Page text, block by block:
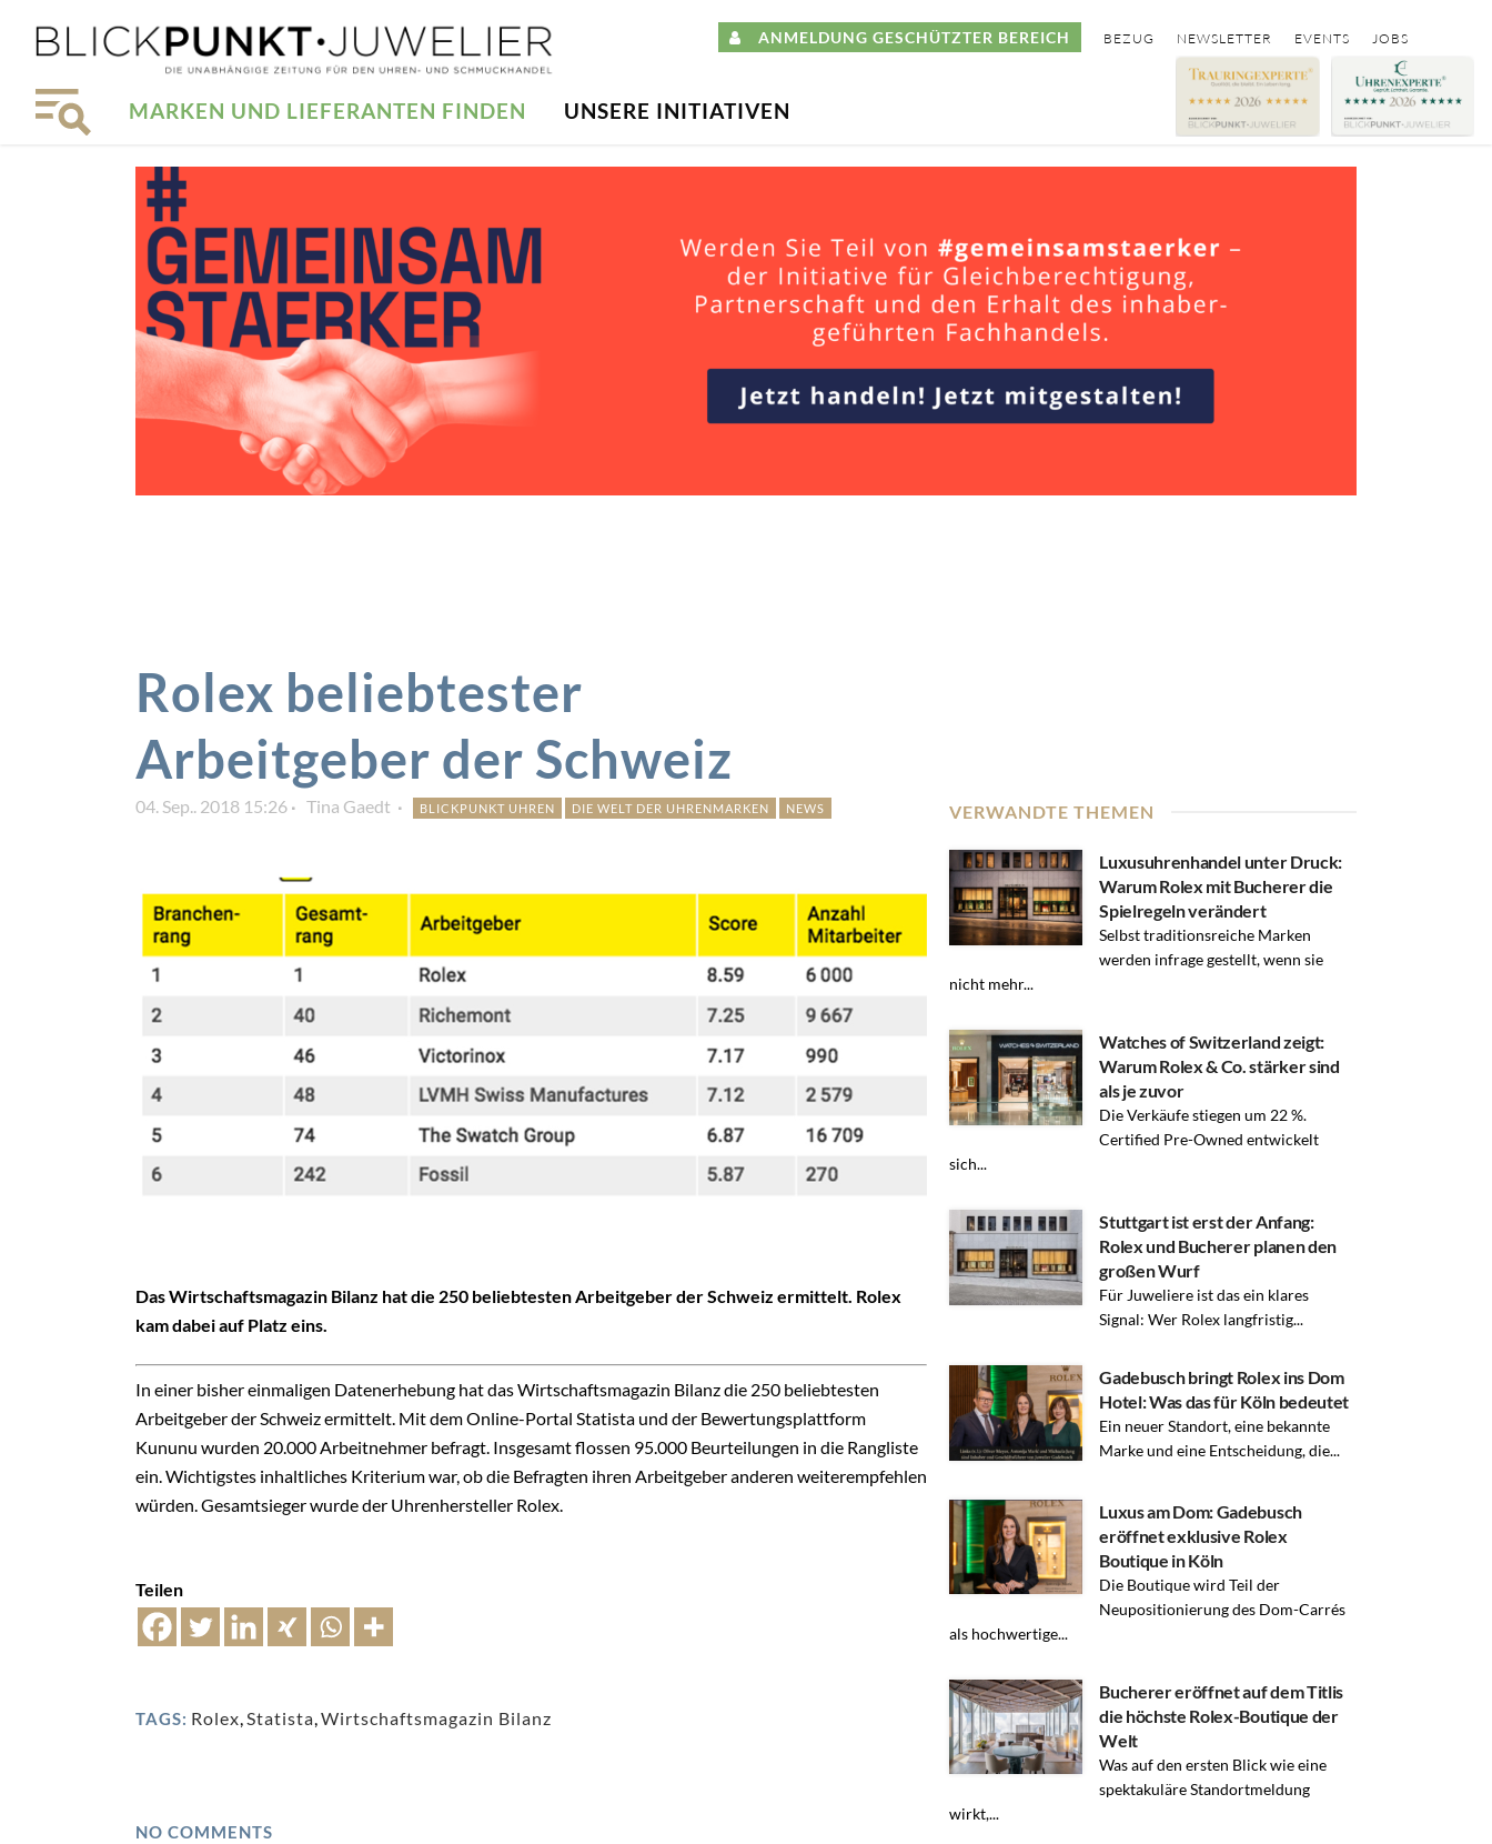
ANMELDUNG GESCHÜTZTER BEREICH BEZUG NEWSLETTER EVENTS JOBS
MARKEN UND LIEFERANTEN FINDEN UNSERE INITIATIVEN
Rolex beliebtester
Arbeitgeber der Schweiz
04. Sep.. 2018 15:26 Tina Gaedt BLICKPUNKT UHREN DIE WELT DER UHRENMARKEN NEWS
Das Wirtschaftsmagazin Bilanz hat die 250 beliebtesten Arbeitgeber der Schweiz ermittelt. Rolex
kam dabei auf Platz eins.
In einer bisher einmaligen Datenerhebung hat das Wirtschaftsmagazin Bilanz die 250 beliebtesten
Arbeitgeber der Schweiz ermittelt. Mit dem Online-Portal Statista und der Bewertungsplattform
Kununu wurden 20.000 Arbeitnehmer befragt. Insgesamt flossen 95.000 Beurteilungen in die Rangliste
ein. Wichtigstes inhaltliches Kriterium war, ob die Befragten ihren Arbeitgeber anderen weiterempfehlen
würden. Gesamtsieger wurde der Uhrenhersteller Rolex.
Teilen
TAGS: Rolex,Statista,Wirtschaftsmagazin Bilanz
NO COMMENTS
VERWANDTE THEMEN
Luxusuhrenhandel unter Druck:
Warum Rolex mit Bucherer die
Spielregeln verändert
Selbst traditionsreiche Marken
werden infrage gestellt, wenn sie
nicht mehr...
Watches of Switzerland zeigt:
Warum Rolex & Co. stärker sind
als je zuvor
Die Verkäufe stiegen um 22 %.
Certified Pre-Owned entwickelt
sich...
Stuttgart ist erst der Anfang:
Rolex und Bucherer planen den
großen Wurf
Für Juweliere ist das ein klares
Signal: Wer Rolex langfristig...
Gadebusch bringt Rolex ins Dom
Hotel: Was das für Köln bedeutet
Ein neuer Standort, eine bekannte
Marke und eine Entscheidung, die...
Luxus am Dom: Gadebusch
eröffnet exklusive Rolex
Boutique in Köln
Die Boutique wird Teil der
Neupositionierung des Dom-Carrés
als hochwertige...
Bucherer eröffnet auf dem Titlis
die höchste Rolex-Boutique der
Welt
Was auf den ersten Blick wie eine
spektakuläre Standortmeldung
wirkt,...